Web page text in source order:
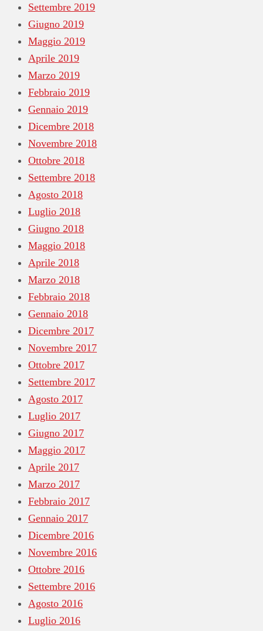
Settembre 2019
Giugno 2019
Maggio 2019
Aprile 2019
Marzo 2019
Febbraio 2019
Gennaio 2019
Dicembre 2018
Novembre 2018
Ottobre 2018
Settembre 2018
Agosto 2018
Luglio 2018
Giugno 2018
Maggio 2018
Aprile 2018
Marzo 2018
Febbraio 2018
Gennaio 2018
Dicembre 2017
Novembre 2017
Ottobre 2017
Settembre 2017
Agosto 2017
Luglio 2017
Giugno 2017
Maggio 2017
Aprile 2017
Marzo 2017
Febbraio 2017
Gennaio 2017
Dicembre 2016
Novembre 2016
Ottobre 2016
Settembre 2016
Agosto 2016
Luglio 2016